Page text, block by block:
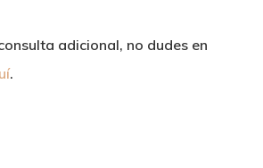
adicional, no dudes en
.